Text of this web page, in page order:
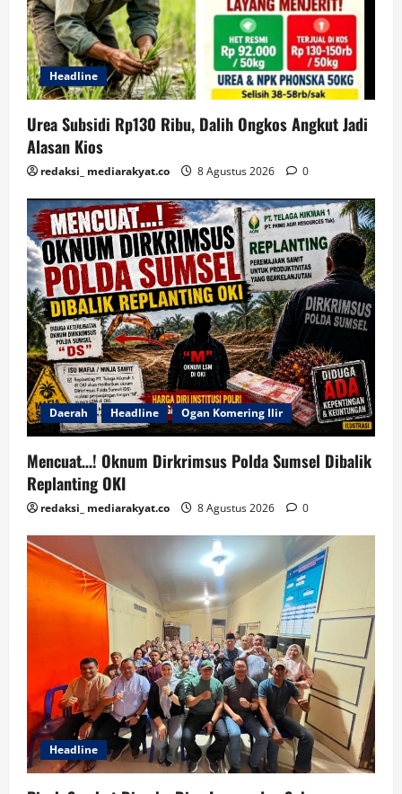
Headline
Urea Subsidi Rp130 Ribu, Dalih Ongkos Angkut Jadi
Alasan Kios
redaksi_ mediarakyat.co 8 Agustus 2026 0
Daerah Headline Ogan Komering Ilir
Mencuat…! Oknum Dirkrimsus Polda Sumsel Dibalik
Replanting OKI
redaksi_ mediarakyat.co 8 Agustus 2026 0
Headline